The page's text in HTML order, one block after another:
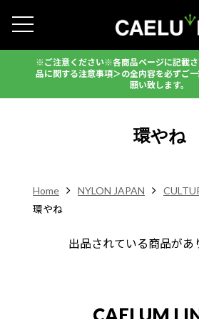
※ご注意ください※各商品ページに記載
品に関する注意事項＞の全内容を必ずご
願い致します。
環やね
Home NYLON JAPAN
環やね
出品されている商品があ
CAELUM